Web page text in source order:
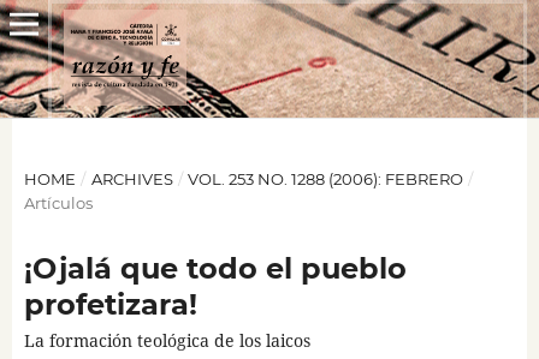
HOME / ARCHIVES / VOL. 253 NO. 1288 (2006): FEBRERO /
Artículos
¡Ojalá que todo el pueblo
profetizara!
La formación teológica de los laicos